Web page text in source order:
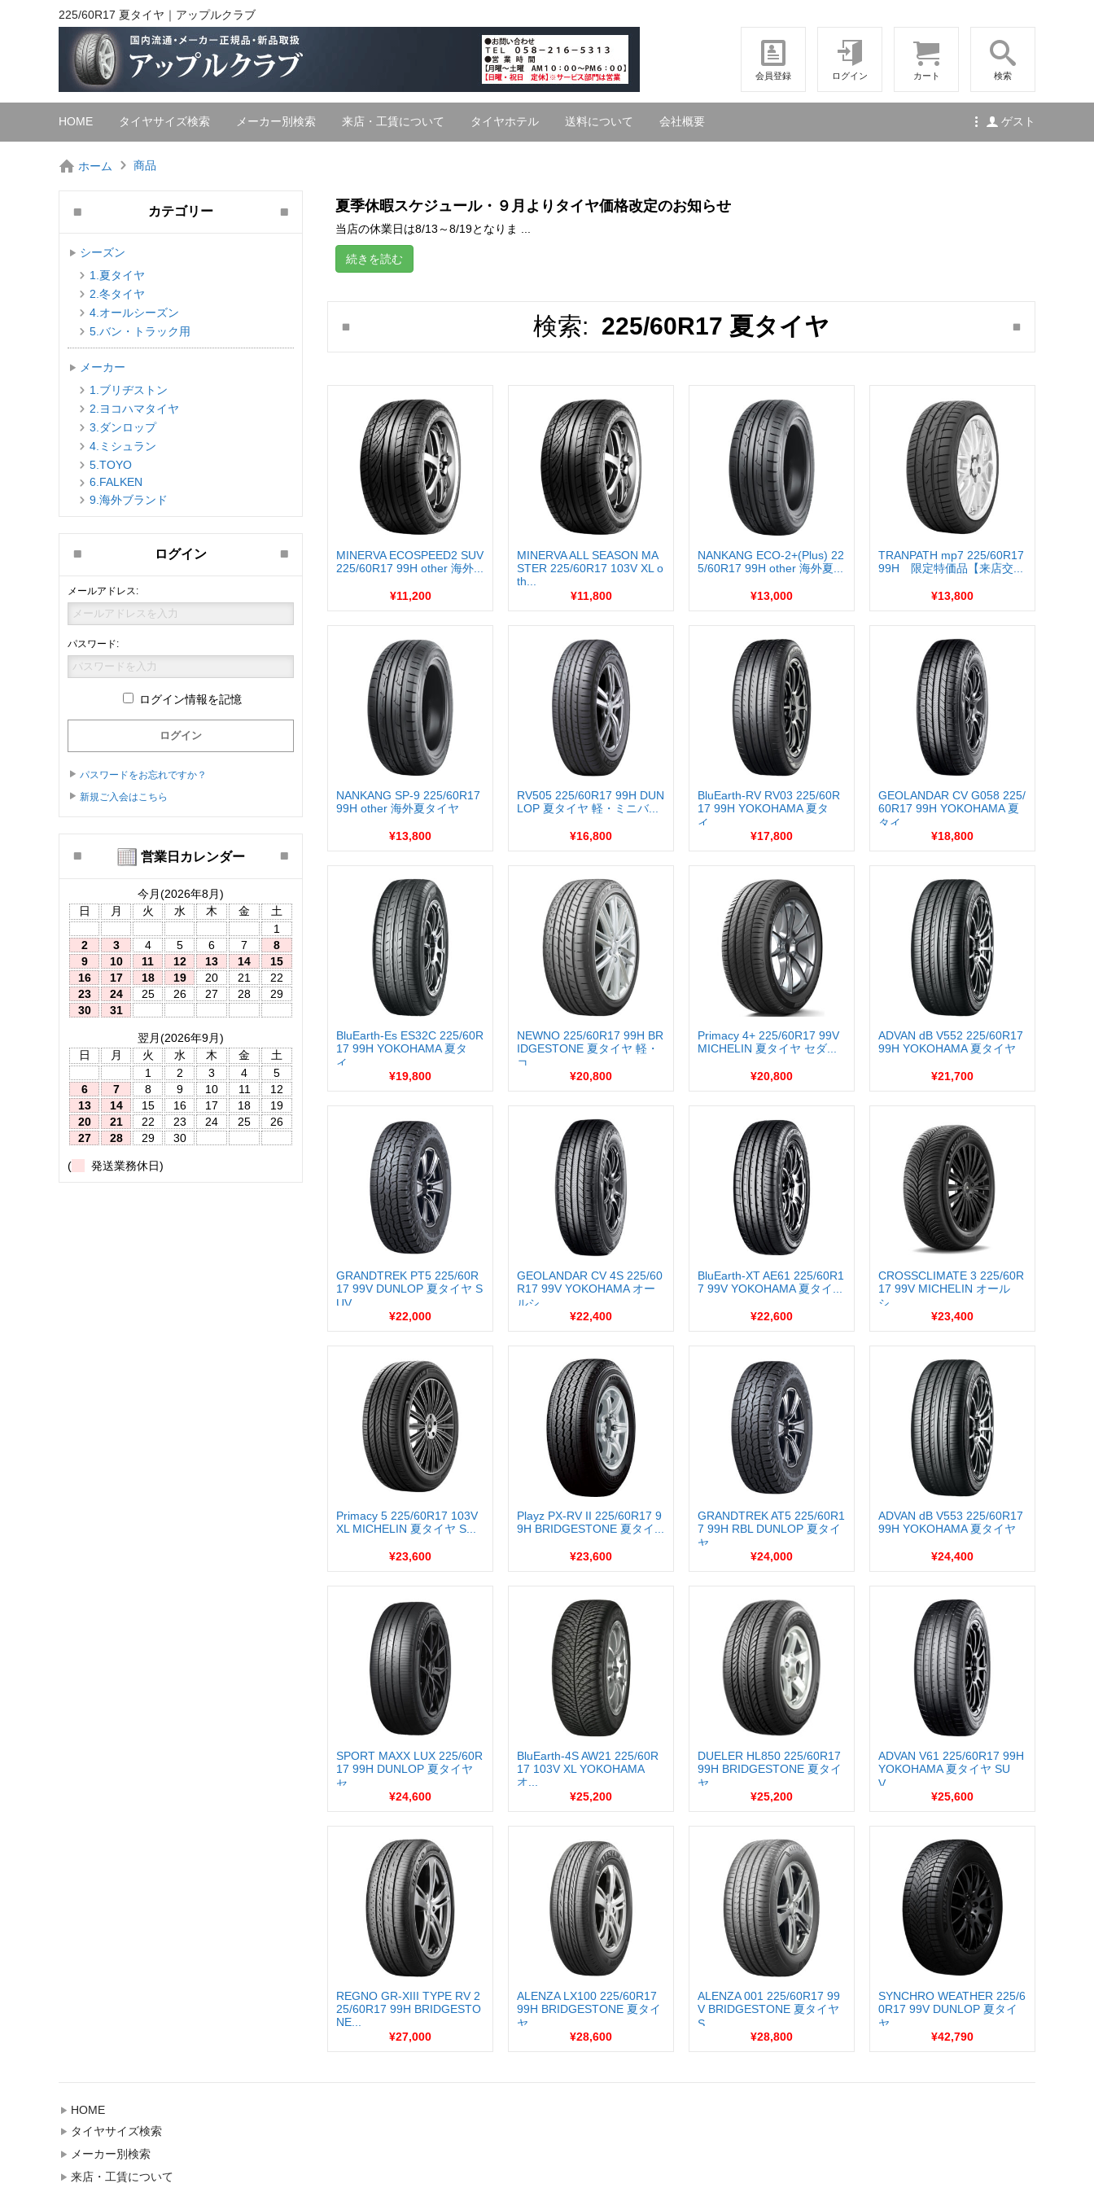
225/60R17 夏タイヤ｜アップルクラブ
会員登録 ログイン カート 検索
ゲスト
HOME タイヤサイズ検索 メーカー別検索 来店・工賃について タイヤホテル 送料について 会社概要
ホーム 商品
夏季休暇スケジュール・９月よりタイヤ価格改定のお知らせ
当店の休業日は8/13～8/19となりま ...
続きを読む
検索: 225/60R17 夏タイヤ
MINERVA ECOSPEED2 SUV
225/60R17 99H other 海外...
¥11,200
MINERVA ALL SEASON MA
STER 225/60R17 103V XL o
th...
¥11,800
NANKANG ECO-2+(Plus) 22
5/60R17 99H other 海外夏...
¥13,000
TRANPATH mp7 225/60R17
99H 限定特価品【来店交...
¥13,800
NANKANG SP-9 225/60R17
99H other 海外夏タイヤ
¥13,800
RV505 225/60R17 99H DUN
LOP 夏タイヤ 軽・ミニバ...
¥16,800
BluEarth-RV RV03 225/60R
17 99H YOKOHAMA 夏タ
イ...
¥17,800
GEOLANDAR CV G058 225/
60R17 99H YOKOHAMA 夏
タイ...
¥18,800
BluEarth-Es ES32C 225/60R
17 99H YOKOHAMA 夏タ
イ...
¥19,800
NEWNO 225/60R17 99H BR
IDGESTONE 夏タイヤ 軽・
コ...
¥20,800
Primacy 4+ 225/60R17 99V
MICHELIN 夏タイヤ セダ...
¥20,800
ADVAN dB V552 225/60R17
99H YOKOHAMA 夏タイヤ
¥21,700
GRANDTREK PT5 225/60R
17 99V DUNLOP 夏タイヤ S
UV...
¥22,000
GEOLANDAR CV 4S 225/60
R17 99V YOKOHAMA オー
ルシ...
¥22,400
BluEarth-XT AE61 225/60R1
7 99V YOKOHAMA 夏タイ...
¥22,600
CROSSCLIMATE 3 225/60R
17 99V MICHELIN オール
シ...
¥23,400
Primacy 5 225/60R17 103V
XL MICHELIN 夏タイヤ S...
¥23,600
Playz PX-RV II 225/60R17 9
9H BRIDGESTONE 夏タイ...
¥23,600
GRANDTREK AT5 225/60R1
7 99H RBL DUNLOP 夏タイ
ヤ...
¥24,000
ADVAN dB V553 225/60R17
99H YOKOHAMA 夏タイヤ
¥24,400
SPORT MAXX LUX 225/60R
17 99H DUNLOP 夏タイヤ
セ...
¥24,600
BluEarth-4S AW21 225/60R
17 103V XL YOKOHAMA
オ...
¥25,200
DUELER HL850 225/60R17
99H BRIDGESTONE 夏タイ
ヤ...
¥25,200
ADVAN V61 225/60R17 99H
YOKOHAMA 夏タイヤ SU
V...
¥25,600
REGNO GR-XIII TYPE RV 2
25/60R17 99H BRIDGESTO
NE...
¥27,000
ALENZA LX100 225/60R17
99H BRIDGESTONE 夏タイ
ヤ...
¥28,600
ALENZA 001 225/60R17 99
V BRIDGESTONE 夏タイヤ
S...
¥28,800
SYNCHRO WEATHER 225/6
0R17 99V DUNLOP 夏タイ
ヤ ...
¥42,790
カテゴリー
シーズン
1.夏タイヤ
2.冬タイヤ
4.オールシーズン
5.バン・トラック用
メーカー
1.ブリヂストン
2.ヨコハマタイヤ
3.ダンロップ
4.ミシュラン
5.TOYO
6.FALKEN
9.海外ブランド
ログイン
メールアドレス:
パスワード:
ログイン情報を記憶
パスワードをお忘れですか？
新規ご入会はこちら
営業日カレンダー
今月(2026年8月)
日
月 火 水 木 金
土
1
2
3 4 5 6 7
8
9
10 11 12 13 14
15
16
17 18 19 20 21
22
23
24 25 26 27 28
29
30
31
翌月(2026年9月)
日
月 火 水 木 金
土
1
2 3 4
5
6
7 8 9 10 11
12
13
14 15 16 17 18
19
20
21 22 23 24 25
26
27
28 29 30
( 発送業務休日)
HOME
タイヤサイズ検索
メーカー別検索
来店・工賃について